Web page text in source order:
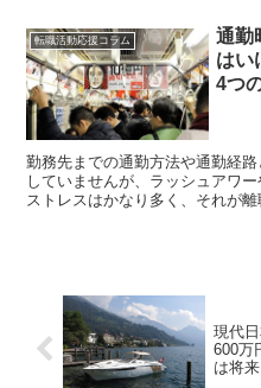
転職活動応援コラム
通勤
はい
4つ
勤務先までの通勤方法や通勤経
していませんが、ラッシュアワ
ストレスはかなり多く、それが
現代
600万
は将